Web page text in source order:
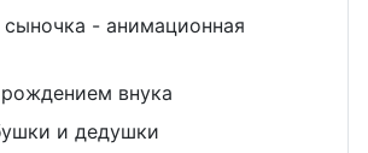
- анимационная
внука
и дедушки